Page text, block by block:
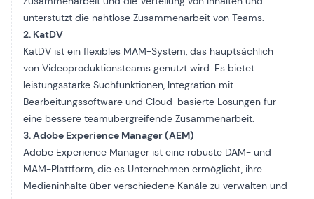
unterstützt die nahtlose Zusammenarbeit von Teams.
2. KatDV
KatDV ist ein flexibles MAM-System, das hauptsächlich
von Videoproduktionsteams genutzt wird. Es bietet
leistungsstarke Suchfunktionen, Integration mit
Bearbeitungssoftware und Cloud-basierte Lösungen für
eine bessere teamübergreifende Zusammenarbeit.
3. Adobe Experience Manager (AEM)
Adobe Experience Manager ist eine robuste DAM- und
MAM-Plattform, die es Unternehmen ermöglicht, ihre
Medieninhalte über verschiedene Kanäle zu verwalten und